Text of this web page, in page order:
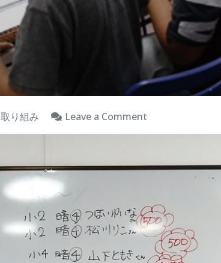
取り組み Leave a Comment
満
習
点
週
間